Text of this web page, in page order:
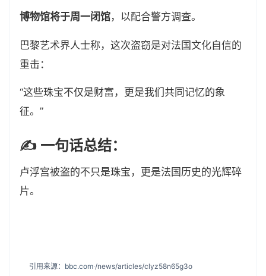
博物馆将于周一闭馆，以配合警方调查。
巴黎艺术界人士称，这次盗窃是对法国文化自信的
重击：
“这些珠宝不仅是财富，更是我们共同记忆的象
征。”
✍️ 一句话总结：
卢浮宫被盗的不只是珠宝，更是法国历史的光辉碎
片。
引用来源： bbc.com·/news/articles/clyz58n65g3o